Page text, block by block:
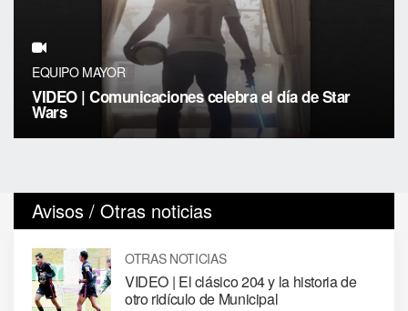
EQUIPO MAYOR
VIDEO | Comunicaciones celebra el día de Star
Wars
Avisos / Otras noticias
OTRAS NOTICIAS
VIDEO | El clásico 204 y la historia de
otro ridículo de Municipal